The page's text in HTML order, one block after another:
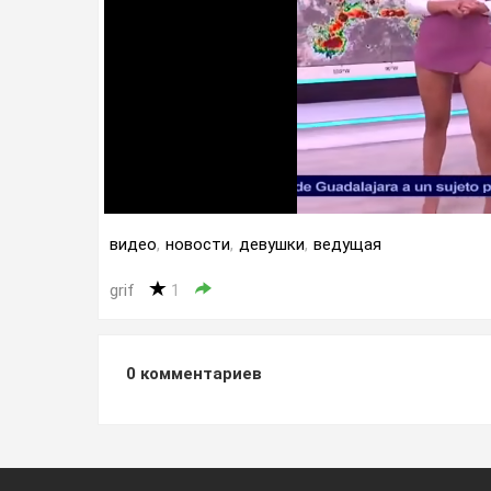
видео, новости, девушки, ведущая
grif 1
0 комментариев